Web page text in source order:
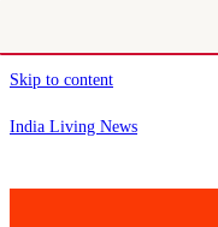
Skip to content
India Living News